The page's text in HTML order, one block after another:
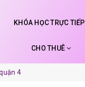
KHÓA HỌC TRỰC TIẾP
CHO THUÊ
4